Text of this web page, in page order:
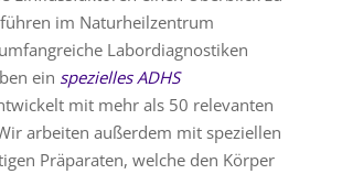
im Naturheilzentrum
Labordiagnostiken
ein spezielles ADHS
mit mehr als 50 relevanten
arbeiten außerdem mit speziellen
Präparaten, welche den Körper